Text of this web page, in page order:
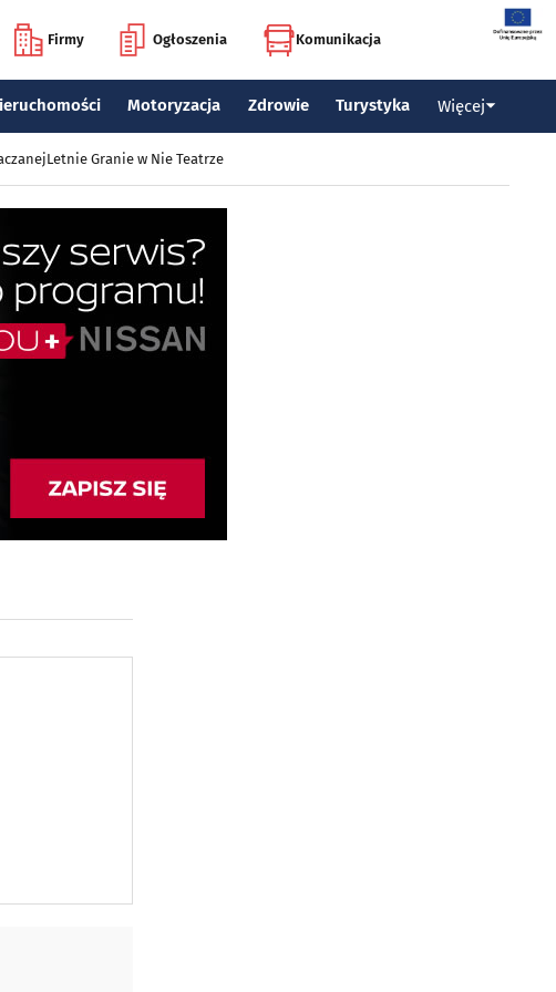
Firmy Ogłoszenia Komunikacja
Motoryzacja Zdrowie Turystyka Więcej
Letnie Granie w Nie Teatrze